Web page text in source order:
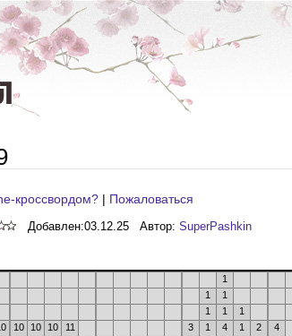
кроссвордом? | Пожаловаться
Добавлен:03.12.25 Автор: SuperPashkin
1
1
1
1 1
1
10 10 10 11 3 1 4 1 2
4